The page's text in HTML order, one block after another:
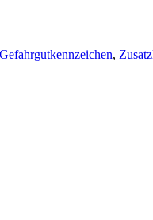
Gefahrgutkennzeichen,